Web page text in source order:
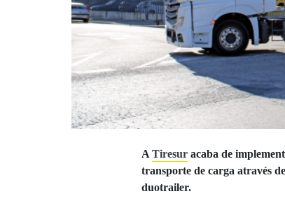
A Tiresur acaba de
transporte de carga através
duotrailer.